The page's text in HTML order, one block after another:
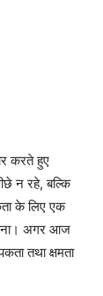
करते हुए
न रहे, बल्कि
के लिए एक
अगर आज
तथा क्षमता